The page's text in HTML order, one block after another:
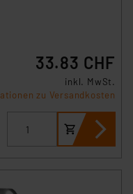
33.83 CHF
inkl. MwSt.
zu Versandkosten